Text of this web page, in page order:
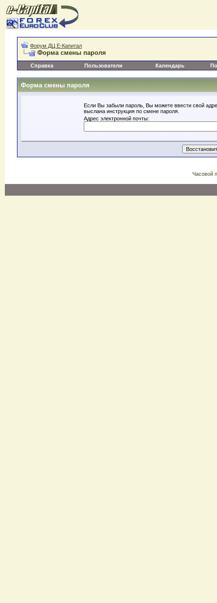
Форум ДЦ Е-Капитал
Форма смены пароля
Справка Пользователи Календарь
Форма смены пароля
Если Вы забыли пароль, Вы можете ввести свой
выслана инструкция по смене пароля.
Адрес электронной почты:
Часовой